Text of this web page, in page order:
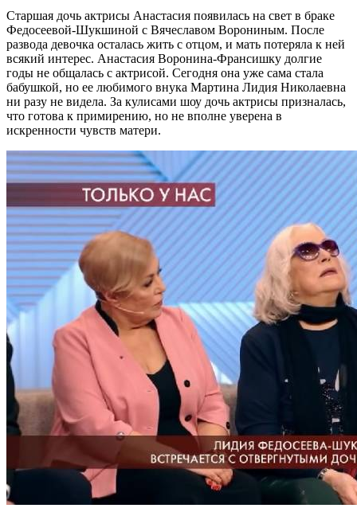
Старшая дочь актрисы Анастасия появилась на свет в браке
Федосеевой-Шукшиной с Вячеславом Ворониным. После
развода девочка осталась жить с отцом, и мать потеряла к ней
всякий интерес. Анастасия Воронина-Франсишку долгие
годы не общалась с актрисой. Сегодня она уже сама стала
бабушкой, но ее любимого внука Мартина Лидия Николаевна
ни разу не видела. За кулисами шоу дочь актрисы призналась,
что готова к примирению, но не вполне уверена в
искренности чувств матери.